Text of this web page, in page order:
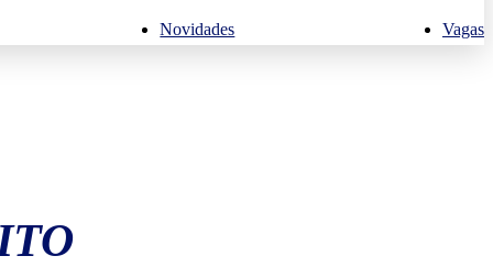
Novidades Vagas